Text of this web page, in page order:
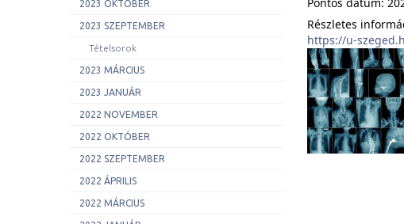
2023 OKTÓBER
2023 SZEPTEMBER
Tételsorok
2023 MÁRCIUS
2023 JANUÁR
2022 NOVEMBER
2022 OKTÓBER
2022 SZEPTEMBER
2022 ÁPRILIS
2022 MÁRCIUS
Részletes
https://u-